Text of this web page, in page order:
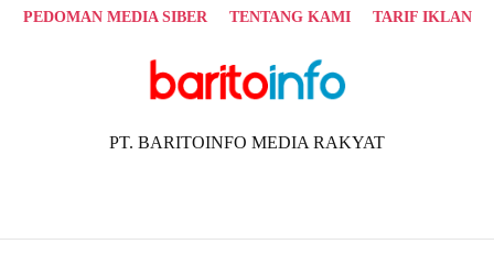
PEDOMAN MEDIA SIBER TENTANG KAMI TARIF IKLAN
PT. BARITOINFO MEDIA RAKYAT